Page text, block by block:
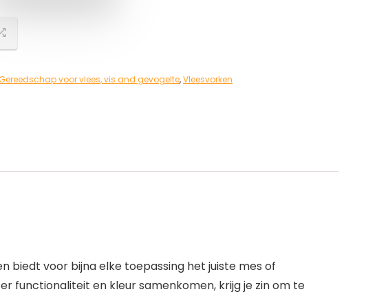
voor vlees, vis and gevogelte,Vleesvorken
biedt voor bijna elke toepassing het juiste mes of
functionaliteit en kleur samenkomen, krijg je zin om te